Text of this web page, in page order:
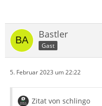
Bastler
Gast
5. Februar 2023 um 22:22
Zitat von schlingo